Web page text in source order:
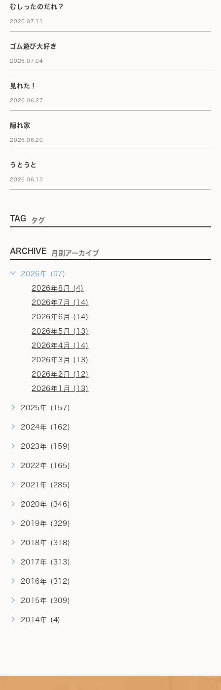
むしったのだれ？
2026.07.11
ゴム遊び大好き
2026.07.04
見れた！
2026.06.27
隠れ家
2026.06.20
うとうと
2026.06.13
TAG タグ
ARCHIVE 月別アーカイブ
2026年 (97)
2026年8月 (4)
2026年7月 (14)
2026年6月 (14)
2026年5月 (13)
2026年4月 (14)
2026年3月 (13)
2026年2月 (12)
2026年1月 (13)
2025年 (157)
2024年 (162)
2023年 (159)
2022年 (165)
2021年 (285)
2020年 (346)
2019年 (329)
2018年 (318)
2017年 (313)
2016年 (312)
2015年 (309)
2014年 (4)